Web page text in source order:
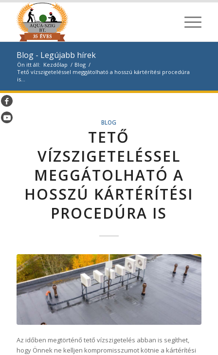
Blog - Legújabb hírek
Ön itt áll: Kezdőlap / Blog /
Tető vízszigeteléssel meggátolható a hosszú kártérítési procedúra
is...
BLOG
TETŐ
VÍZSZIGETELÉSSEL
MEGGÁTOLHATÓ A
HOSSZÚ KÁRTÉRÍTÉSI
PROCEDÚRA IS
Az időben megtörténő tető vízszigetelés abban is segíthet,
hogy Önnek ne kelljen kompromisszumot kötnie a kártérítési